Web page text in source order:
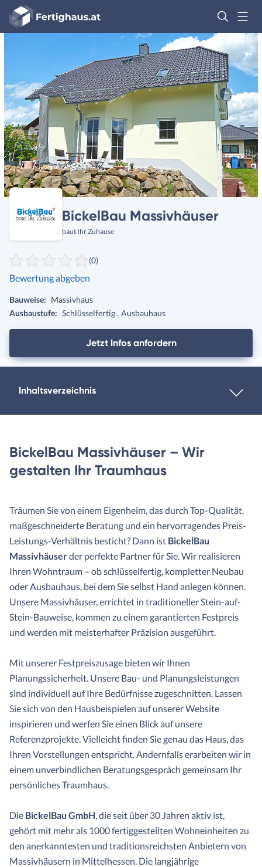
Fertighaus
Logo
BickelBau Massivhäuser
baut Ihr Zuhause
(0)
Bewertung abgeben
Bauweise: Massivhaus
Ausbaustufe: Schlüsselfertig Ausbauhaus
Jetzt Infos anfordern
Inhaltsverzeichnis
BickelBau Massivhäuser – Wir
gestalten Ihr Traumhaus
Träumen Sie von einem Eigenheim, das durch Top-Qualität,
maßgeschneiderte Beratung und ein hervorragendes Preis-
Leistungs-Verhältnis besticht? Dann ist BickelBau
Massivhäuserder perfekte Partner für Sie. Wir realisieren
Ihren Wohntraum – ob schlüsselfertig, kompletter Neubau
oder Ausbauhaus, bei dem Sie selbst Hand anlegen können.
Unsere Massivhäuser, errichtet in traditioneller Stein-auf-
Stein-Bauweise, kommen zu einem garantierten Festpreis
und werden mit meisterhafter Präzision ausgeführt.
Mit unserer Festpreiszusage bieten wir Ihnen
Planungssicherheit. Unsere Bau- und Planungsleistungen
sind individuell auf Ihre Bedürfnisse zugeschnitten. Lassen
Sie sich von den Hausbeispielen auf unserer Website
inspirieren und werfen Sie einen Blick auf unsere
Referenzprojekte. Vielleicht finden Sie genau das Haus, das
Ihren Vorstellungen entspricht. Andernfalls erarbeiten wir in
einem unverbindlichen Beratungsgespräch gemeinsam Ihr
persönliches Traumhaus.
Die BickelBau GmbH, die seit über 30 Jahren aktiv ist,
gehört mit mehr als 1000 fertiggestellten Wohneinheiten zu
den anerkanntesten und traditionsreichsten Anbietern von
Massivhäusern in Mittelhessen. Die langjährige